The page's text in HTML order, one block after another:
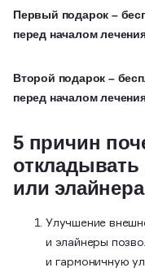
Первый подарок –
перед началом
Второй подарок –
перед началом
5 причин
откладывать
или
Улучшение
и элайнеры
и гармоничную